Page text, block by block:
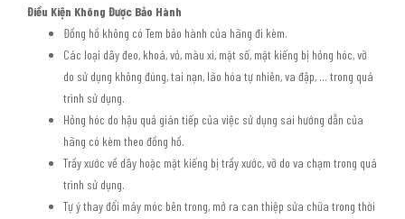
Điều Kiện Không Được Bảo Hành
Đồng hồ không có Tem bảo hành của hãng đi kèm.
Các loại dây đeo, khoá, vỏ, màu xi, mặt số, mặt kiếng bị hỏng hóc, vỡ
do sử dụng không đúng, tai nạn, lão hóa tự nhiên, va đập, … trong quá
trình sử dụng.
Hỏng hóc do hậu quả gián tiếp của việc sử dụng sai hướng dẫn của
hãng có kèm theo đồng hồ.
Trầy xước về dây hoặc mặt kiếng bị trầy xước, vỡ do va chạm trong quá
trình sử dụng.
Tự ý thay đổi máy móc bên trong, mở ra can thiệp sửa chữa trong thời